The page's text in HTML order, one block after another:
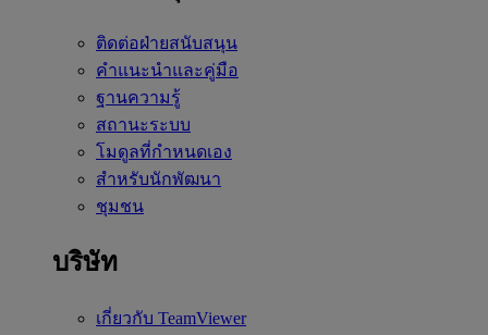
ติดต่อฝ่ายสนับสนุน
คำแนะนำและคู่มือ
ฐานความรู้
สถานะระบบ
โมดูลที่กำหนดเอง
สำหรับนักพัฒนา
ชุมชน
บริษัท
เกี่ยวกับ TeamViewer